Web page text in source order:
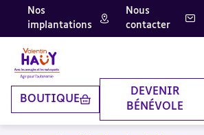
Aller
contenu
principal
Aller
pied
de
page
Aller
la
recherche
Nos
implantations
Nous
contacter
BOUTIQUE
DEVENIR
BÉNÉVOLE